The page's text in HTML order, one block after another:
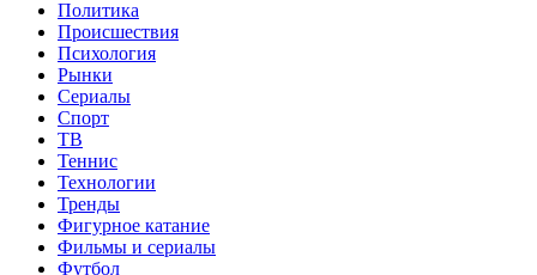
Политика
Происшествия
Психология
Рынки
Сериалы
Спорт
ТВ
Теннис
Технологии
Тренды
Фигурное катание
Фильмы и сериалы
Футбол